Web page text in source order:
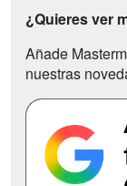
¿Quieres ver
Añade
nuestras